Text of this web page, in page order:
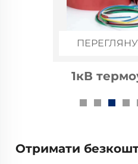
1кВ
Отримати